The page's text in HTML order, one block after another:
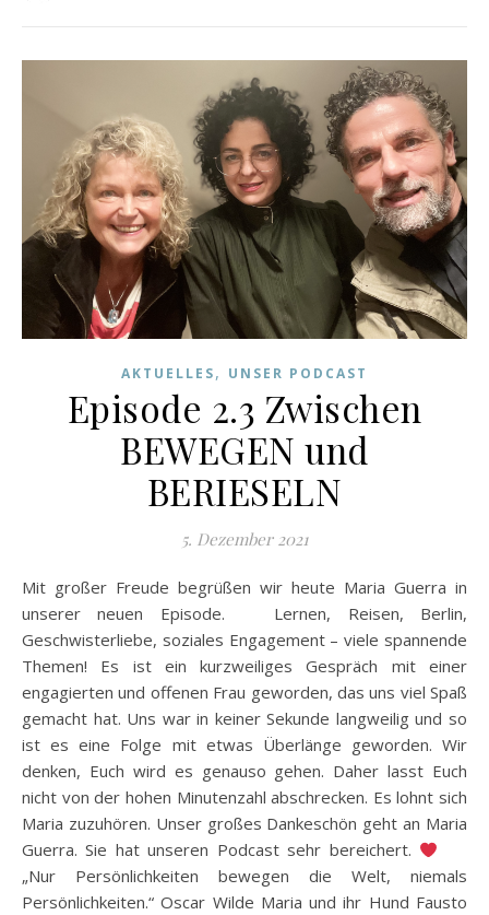
AKTUELLES, UNSER PODCAST
Episode 2.3 Zwischen
BEWEGEN und
BERIESELN
5. Dezember 2021
Mit großer Freude begrüßen wir heute Maria Guerra in
unserer neuen Episode. Lernen, Reisen, Berlin,
Geschwisterliebe, soziales Engagement – viele spannende
Themen! Es ist ein kurzweiliges Gespräch mit einer
engagierten und offenen Frau geworden, das uns viel Spaß
gemacht hat. Uns war in keiner Sekunde langweilig und so
ist es eine Folge mit etwas Überlänge geworden. Wir
denken, Euch wird es genauso gehen. Daher lasst Euch
nicht von der hohen Minutenzahl abschrecken. Es lohnt sich
Maria zuzuhören. Unser großes Dankeschön geht an Maria
Guerra. Sie hat unseren Podcast sehr bereichert.
„Nur Persönlichkeiten bewegen die Welt, niemals
Persönlichkeiten.“ Oscar Wilde Maria und ihr Hund Fausto